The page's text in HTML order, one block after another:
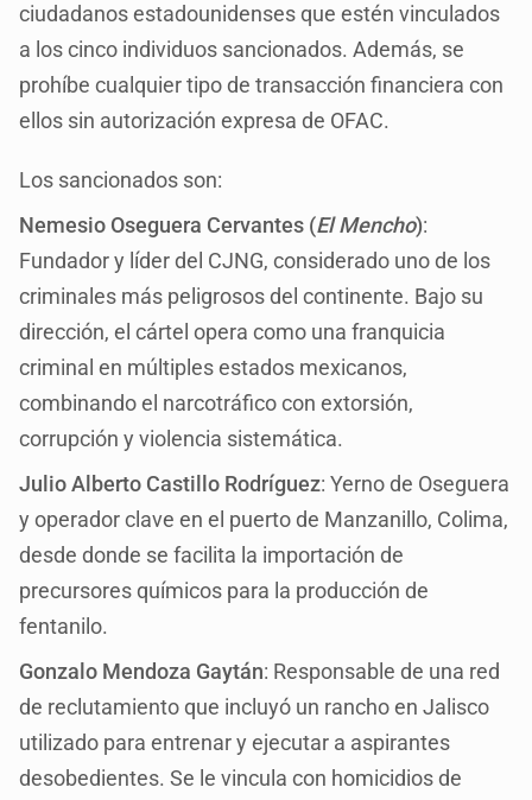
ciudadanos estadounidenses que estén vinculados
a los cinco individuos sancionados. Además, se
prohíbe cualquier tipo de transacción financiera con
ellos sin autorización expresa de OFAC.
Los sancionados son:
Nemesio Oseguera Cervantes (El Mencho):
Fundador y líder del CJNG, considerado uno de los
criminales más peligrosos del continente. Bajo su
dirección, el cártel opera como una franquicia
criminal en múltiples estados mexicanos,
combinando el narcotráfico con extorsión,
corrupción y violencia sistemática.
Julio Alberto Castillo Rodríguez: Yerno de Oseguera
y operador clave en el puerto de Manzanillo, Colima,
desde donde se facilita la importación de
precursores químicos para la producción de
fentanilo.
Gonzalo Mendoza Gaytán: Responsable de una red
de reclutamiento que incluyó un rancho en Jalisco
utilizado para entrenar y ejecutar a aspirantes
desobedientes. Se le vincula con homicidios de